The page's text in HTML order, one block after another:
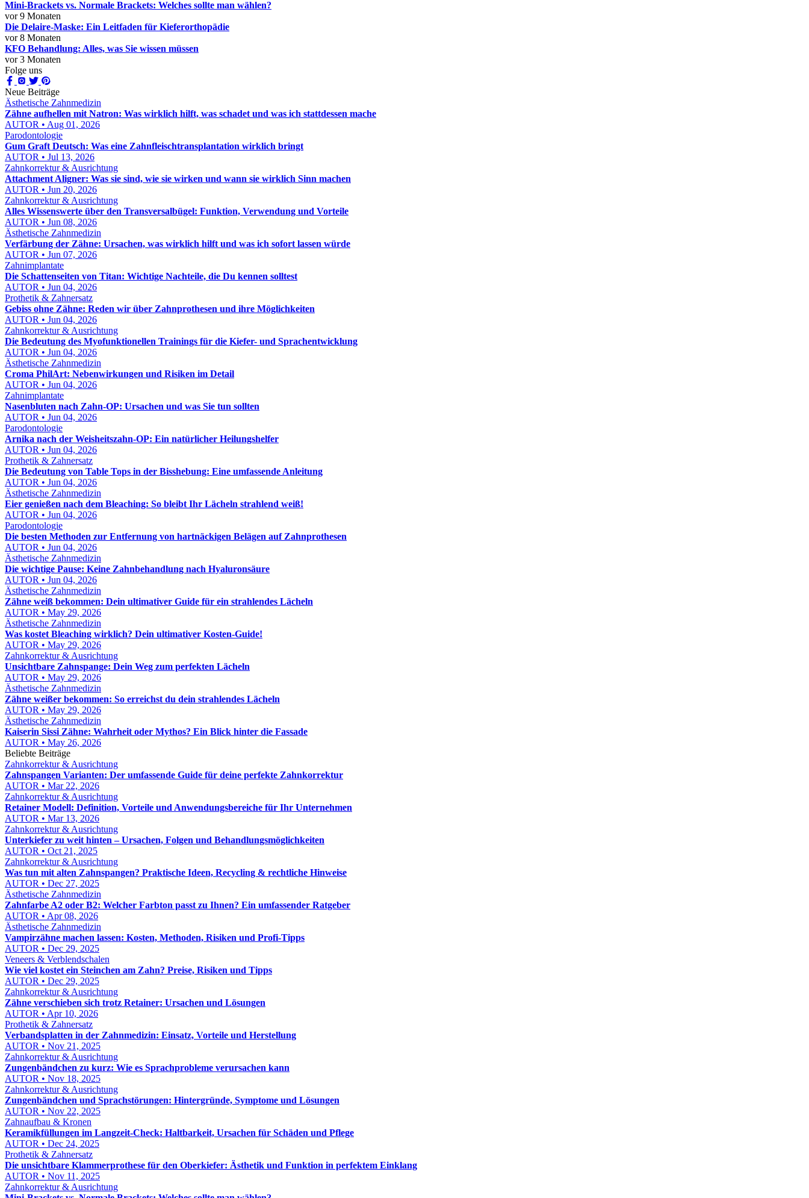
Mini-Brackets vs. Normale Brackets: Welches sollte man wählen?
vor 9 Monaten
Die Delaire-Maske: Ein Leitfaden für Kieferorthopädie
vor 8 Monaten
KFO Behandlung: Alles, was Sie wissen müssen
vor 3 Monaten
Folge uns
Neue Beiträge
Ästhetische Zahnmedizin
Zähne aufhellen mit Natron: Was wirklich hilft, was schadet und was ich stattdessen mache
AUTOR • Aug 01, 2026
Parodontologie
Gum Graft Deutsch: Was eine Zahnfleischtransplantation wirklich bringt
AUTOR • Jul 13, 2026
Zahnkorrektur & Ausrichtung
Attachment Aligner: Was sie sind, wie sie wirken und wann sie wirklich Sinn machen
AUTOR • Jun 20, 2026
Zahnkorrektur & Ausrichtung
Alles Wissenswerte über den Transversalbügel: Funktion, Verwendung und Vorteile
AUTOR • Jun 08, 2026
Ästhetische Zahnmedizin
Verfärbung der Zähne: Ursachen, was wirklich hilft und was ich sofort lassen würde
AUTOR • Jun 07, 2026
Zahnimplantate
Die Schattenseiten von Titan: Wichtige Nachteile, die Du kennen solltest
AUTOR • Jun 04, 2026
Prothetik & Zahnersatz
Gebiss ohne Zähne: Reden wir über Zahnprothesen und ihre Möglichkeiten
AUTOR • Jun 04, 2026
Zahnkorrektur & Ausrichtung
Die Bedeutung des Myofunktionellen Trainings für die Kiefer- und Sprachentwicklung
AUTOR • Jun 04, 2026
Ästhetische Zahnmedizin
Croma PhilArt: Nebenwirkungen und Risiken im Detail
AUTOR • Jun 04, 2026
Zahnimplantate
Nasenbluten nach Zahn-OP: Ursachen und was Sie tun sollten
AUTOR • Jun 04, 2026
Parodontologie
Arnika nach der Weisheitszahn-OP: Ein natürlicher Heilungshelfer
AUTOR • Jun 04, 2026
Prothetik & Zahnersatz
Die Bedeutung von Table Tops in der Bisshebung: Eine umfassende Anleitung
AUTOR • Jun 04, 2026
Ästhetische Zahnmedizin
Eier genießen nach dem Bleaching: So bleibt Ihr Lächeln strahlend weiß!
AUTOR • Jun 04, 2026
Parodontologie
Die besten Methoden zur Entfernung von hartnäckigen Belägen auf Zahnprothesen
AUTOR • Jun 04, 2026
Ästhetische Zahnmedizin
Die wichtige Pause: Keine Zahnbehandlung nach Hyaluronsäure
AUTOR • Jun 04, 2026
Ästhetische Zahnmedizin
Zähne weiß bekommen: Dein ultimativer Guide für ein strahlendes Lächeln
AUTOR • May 29, 2026
Ästhetische Zahnmedizin
Was kostet Bleaching wirklich? Dein ultimativer Kosten-Guide!
AUTOR • May 29, 2026
Zahnkorrektur & Ausrichtung
Unsichtbare Zahnspange: Dein Weg zum perfekten Lächeln
AUTOR • May 29, 2026
Ästhetische Zahnmedizin
Zähne weißer bekommen: So erreichst du dein strahlendes Lächeln
AUTOR • May 29, 2026
Ästhetische Zahnmedizin
Kaiserin Sissi Zähne: Wahrheit oder Mythos? Ein Blick hinter die Fassade
AUTOR • May 26, 2026
Beliebte Beiträge
Zahnkorrektur & Ausrichtung
Zahnspangen Varianten: Der umfassende Guide für deine perfekte Zahnkorrektur
AUTOR • Mar 22, 2026
Zahnkorrektur & Ausrichtung
Retainer Modell: Definition, Vorteile und Anwendungsbereiche für Ihr Unternehmen
AUTOR • Mar 13, 2026
Zahnkorrektur & Ausrichtung
Unterkiefer zu weit hinten – Ursachen, Folgen und Behandlungsmöglichkeiten
AUTOR • Oct 21, 2025
Zahnkorrektur & Ausrichtung
Was tun mit alten Zahnspangen? Praktische Ideen, Recycling & rechtliche Hinweise
AUTOR • Dec 27, 2025
Ästhetische Zahnmedizin
Zahnfarbe A2 oder B2: Welcher Farbton passt zu Ihnen? Ein umfassender Ratgeber
AUTOR • Apr 08, 2026
Ästhetische Zahnmedizin
Vampirzähne machen lassen: Kosten, Methoden, Risiken und Profi-Tipps
AUTOR • Dec 29, 2025
Veneers & Verblendschalen
Wie viel kostet ein Steinchen am Zahn? Preise, Risiken und Tipps
AUTOR • Dec 29, 2025
Zahnkorrektur & Ausrichtung
Zähne verschieben sich trotz Retainer: Ursachen und Lösungen
AUTOR • Apr 10, 2026
Prothetik & Zahnersatz
Verbandsplatten in der Zahnmedizin: Einsatz, Vorteile und Herstellung
AUTOR • Nov 21, 2025
Zahnkorrektur & Ausrichtung
Zungenbändchen zu kurz: Wie es Sprachprobleme verursachen kann
AUTOR • Nov 18, 2025
Zahnkorrektur & Ausrichtung
Zungenbändchen und Sprachstörungen: Hintergründe, Symptome und Lösungen
AUTOR • Nov 22, 2025
Zahnaufbau & Kronen
Keramikfüllungen im Langzeit-Check: Haltbarkeit, Ursachen für Schäden und Pflege
AUTOR • Dec 24, 2025
Prothetik & Zahnersatz
Die unsichtbare Klammerprothese für den Oberkiefer: Ästhetik und Funktion in perfektem Einklang
AUTOR • Nov 11, 2025
Zahnkorrektur & Ausrichtung